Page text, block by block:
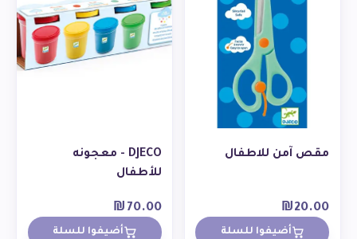
مقص آمن للاطفال
₪20.00
أضيفوا للسلة
DJECO - معجونه
للأطفال
₪ 70.00
أضيفوا للسلة